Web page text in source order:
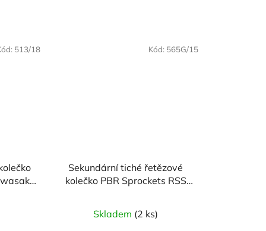
513/18
Sekundární tiché řetězové
kolečko PBR Sprockets RSS
Skladem (2 ks)
Kód: 565G/15